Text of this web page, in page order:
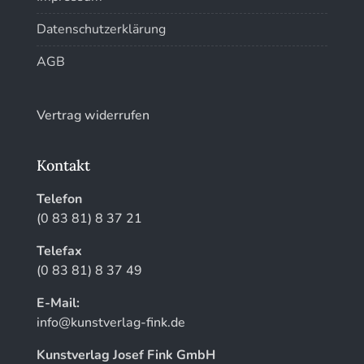
Datenschutzerklärung
AGB
Vertrag widerrufen
Kontakt
Telefon
(0 83 81) 8 37 21
Telefax
(0 83 81) 8 37 49
E-Mail:
info@kunstverlag-fink.de
Kunstverlag Josef Fink GmbH